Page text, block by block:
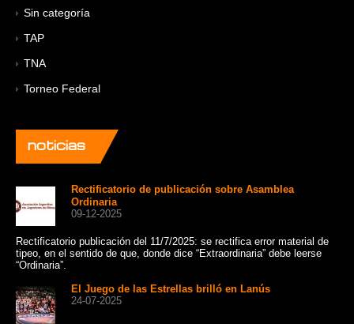
Sin categoría
TAP
TNA
Torneo Federal
noticias
Rectificatorio de publicación sobre Asamblea
Ordinaria
09-12-2025
Rectificatorio publicación del 11/7/2025: se rectifica error material de
tipeo, en el sentido de que, donde dice “Extraordinaria” debe leerse
“Ordinaria”.
El Juego de las Estrellas brilló en Lanús
24-07-2025